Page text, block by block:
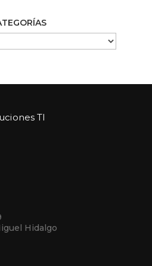
TI
Hidalgo